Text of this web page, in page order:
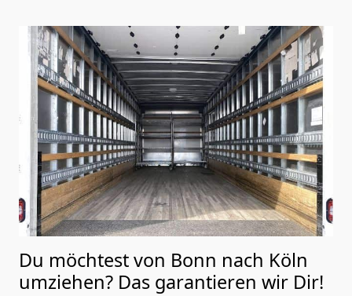
Du möchtest von Bonn nach Köln
umziehen? Das garantieren wir Dir!